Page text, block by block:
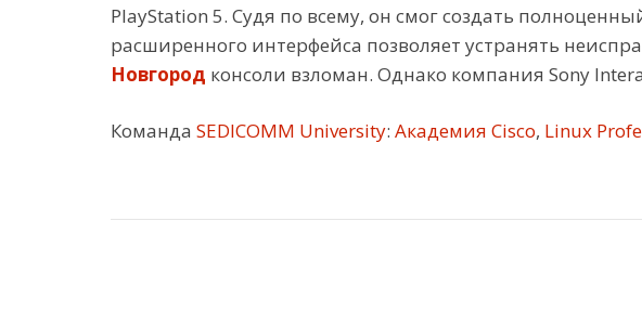
PlayStation 5. Судя по всему, он смог создать
расширенного интерфейса позволяет устранять
Новгород консоли взломан. Однако компания Sony
Команда SEDICOMM University: Академия Cisco, Linux